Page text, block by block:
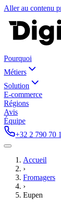
Aller au contenu
Pourquoi
Métiers
Solution
E-commerce
Régions
Avis
Équipe
+32 2 790 70
Accueil
›
Fromagers
›
Eupen